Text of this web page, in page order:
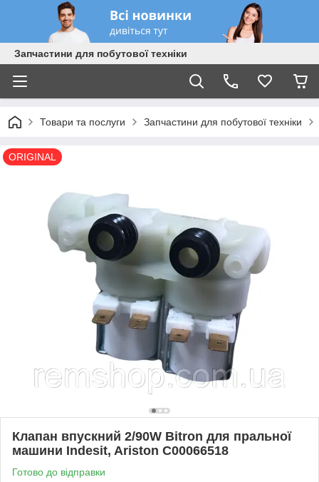
Запчастини для побутової техніки
Товари та послуги Запчастини для побутової техніки
ORIGINAL
Клапан впускний 2/90W Bitron для пральної
машини Indesit, Ariston C00066518
Готово до відправки